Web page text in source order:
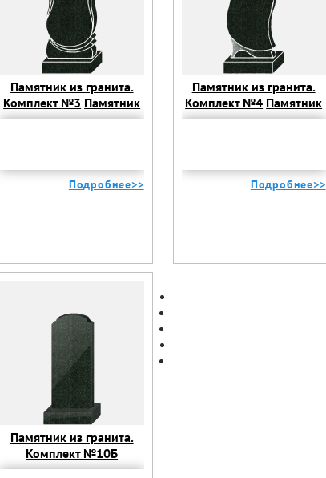
Памятник из гранита.
Комплект №3 Памятник
из гранита. Комплект №3
Подробнее>>
Памятник из гранита.
Комплект №4 Памятник
из гранита. Комплект №4
Подробнее>>
Памятник из гранита.
Комплект №10Б
Памятник из гранита.